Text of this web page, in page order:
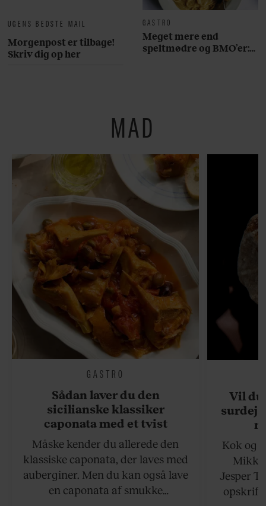
UGENS BEDSTE MAIL
Morgenpost er tilbage!
Skriv dig op her
GASTRO
Meget mere end
speltmødre og BMO’er:
MAD
GASTRO
Sådan laver du den
sicilianske klassiker
caponata med et tvist
Måske kender du allerede den
klassiske caponata, der laves med
auberginer. Men du kan også lave
en caponata af smukke
Vil du
Kok og
Jesper
opskrift